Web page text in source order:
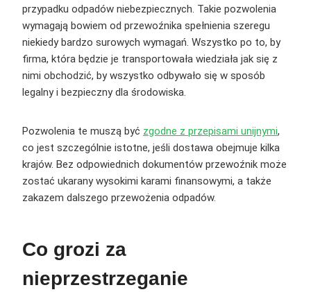
przypadku odpadów niebezpiecznych. Takie pozwolenia
wymagają bowiem od przewoźnika spełnienia szeregu
niekiedy bardzo surowych wymagań. Wszystko po to, by
firma, która będzie je transportowała wiedziała jak się z
nimi obchodzić, by wszystko odbywało się w sposób
legalny i bezpieczny dla środowiska.
Pozwolenia te muszą być zgodne z przepisami unijnymi,
co jest szczególnie istotne, jeśli dostawa obejmuje kilka
krajów. Bez odpowiednich dokumentów przewoźnik może
zostać ukarany wysokimi karami finansowymi, a także
zakazem dalszego przewożenia odpadów.
Co grozi za
nieprzestrzeganie